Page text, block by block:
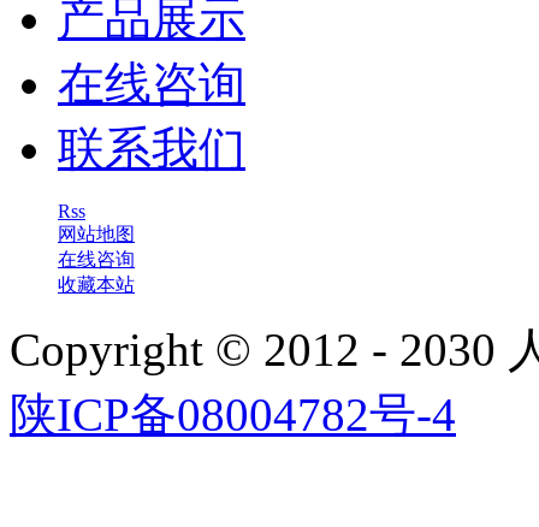
产品展示
在线咨询
联系我们
Rss
网站地图
在线咨询
收藏本站
Copyright © 2012 - 2030
陕ICP备08004782号-4